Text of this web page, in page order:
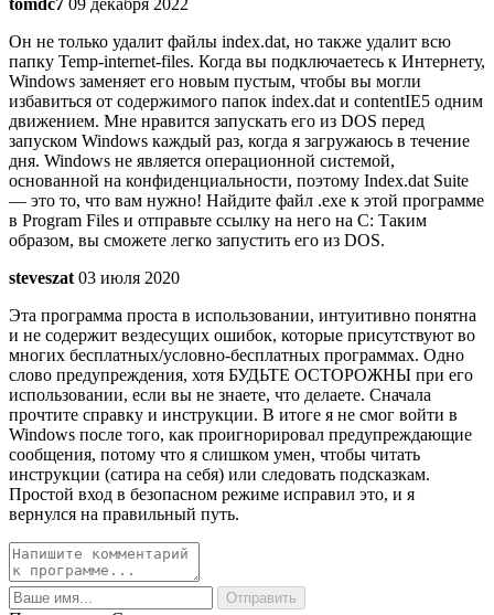
Он не только удалит файлы index.dat, но также удалит всю
папку Temp-internet-files. Когда вы подключаетесь к Интернету,
Windows заменяет его новым пустым, чтобы вы могли
избавиться от содержимого папок index.dat и contentIE5 одним
движением. Мне нравится запускать его из DOS перед
запуском Windows каждый раз, когда я загружаюсь в течение
дня. Windows не является операционной системой,
основанной на конфиденциальности, поэтому Index.dat Suite
— это то, что вам нужно! Найдите файл .exe к этой программе
в Program Files и отправьте ссылку на него на C: Таким
образом, вы сможете легко запустить его из DOS.
steveszat 03 июля 2020
Эта программа проста в использовании, интуитивно понятна
и не содержит вездесущих ошибок, которые присутствуют во
многих бесплатных/условно-бесплатных программах. Одно
слово предупреждения, хотя БУДЬТЕ ОСТОРОЖНЫ при его
использовании, если вы не знаете, что делаете. Сначала
прочтите справку и инструкции. В итоге я не смог войти в
Windows после того, как проигнорировал предупреждающие
сообщения, потому что я слишком умен, чтобы читать
инструкции (сатира на себя) или следовать подсказкам.
Простой вход в безопасном режиме исправил это, и я
вернулся на правильный путь.